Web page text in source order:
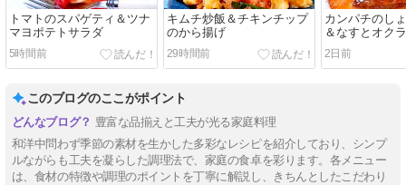
トマトのスパゲティ＆ツナ
マヨポテトサラダ
5時間前
キムチ炒飯＆チキンチップ
のから揚げ
29時間前
カンパチのし
＆なすとオク
2日前
このブログのここがポイント
豊富な品揃えと工夫が光る家庭料理
和洋中問わず季節の素材を生かした多彩なレシピを紹介しており、シンプ
ルながらも工夫を凝らした調理法で、家庭の食卓を彩ります。各メニュー
は、食材の特徴や調理のポイントを丁寧に解説し、きちんとしたこだわり